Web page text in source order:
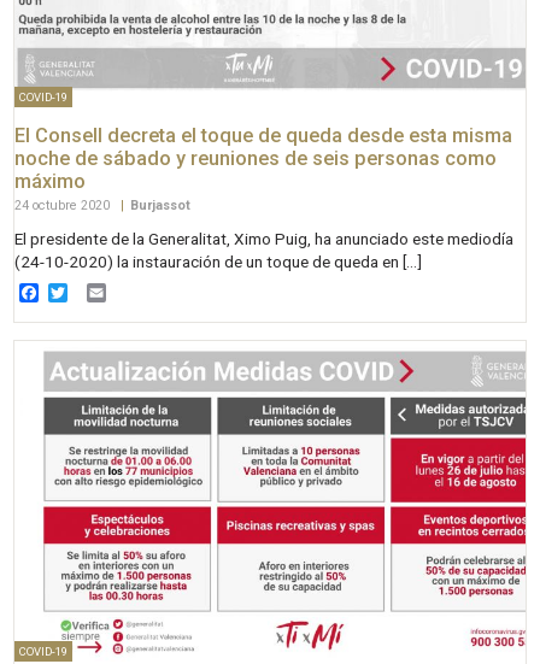
COVID-19
El Consell decreta el toque de queda desde esta misma
noche de sábado y reuniones de seis personas como
máximo
24 octubre 2020 | Burjassot
El presidente de la Generalitat, Ximo Puig, ha anunciado este mediodía
(24-10-2020) la instauración de un toque de queda en […]
Facebook
Twitter
COVID-19